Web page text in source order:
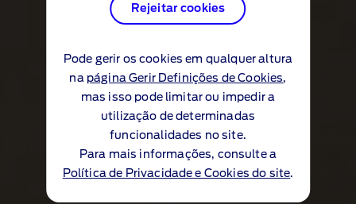
Rejeitar cookies
Pode gerir os cookies em qualquer altura
na página Gerir Definições de Cookies,
mas isso pode limitar ou impedir a
utilização de determinadas
funcionalidades no site.
Para mais informações, consulte a
Política de Privacidade e Cookies do site.